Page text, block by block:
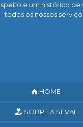
e um histórico de
todos os nossos
HOME
SOBRE A SEVAL